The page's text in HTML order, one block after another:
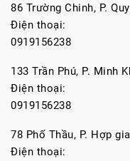
86 Trường Chinh, P.
Điện thoại:
0919156238
133 Trần Phú, P. Minh
Điện thoại:
0919156238
78 Phố Thầu, P. Hợp
Điện thoại: